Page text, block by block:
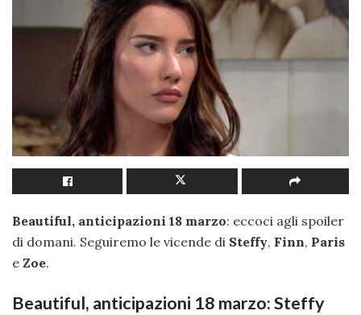
Beautiful, anticipazioni 18 marzo: eccoci agli spoiler
di domani. Seguiremo le vicende di Steffy, Finn, Paris
e Zoe.
Beautiful, anticipazioni 18 marzo: Steffy